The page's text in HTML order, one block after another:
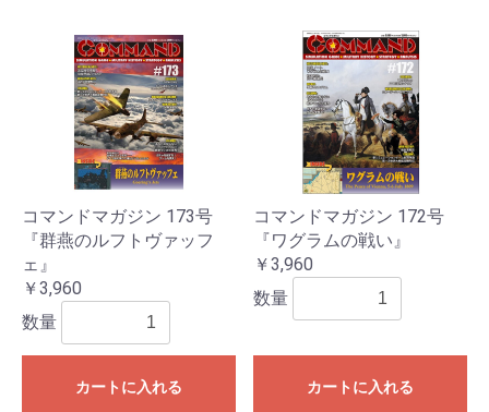
コマンドマガジン 173号
『群燕のルフトヴァッフ
ェ』
￥3,960
数量
カートに入れる
コマンドマガジン 172号
『ワグラムの戦い』
￥3,960
数量
カートに入れる